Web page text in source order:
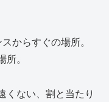
からすぐの場所。
。
くない、割と当たり